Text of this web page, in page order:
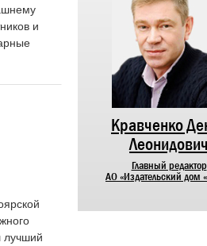
и
лучший
совета
Кравченко
Леонидович
Главный редактор
АО «Издательский дом